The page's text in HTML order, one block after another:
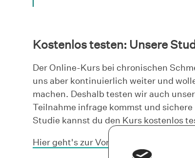
Kostenlos testen: Unsere
Der Online-Kurs bei chronischen
uns aber kontinuierlich weiter und
machen. Deshalb testen wir auch
Teilnahme infrage kommst und sichere
Studie kannst du den Kurs kostenlos
Hier geht's zur Vorauswahl für die